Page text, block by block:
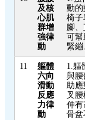
及核
心肌
群增
強律
動
動的
椅子
腳
可幫
緊繃
11
軀體
六向
滑動
反應
力律
動
1.軀
與腰
助應
叉
伸有
骨盆